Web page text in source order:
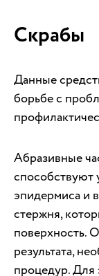
Скрабы
Данные
борьбе с
Абразивные
способствуют
эпидермиса и
стержня,
поверхность.
результата,
процедур. Для